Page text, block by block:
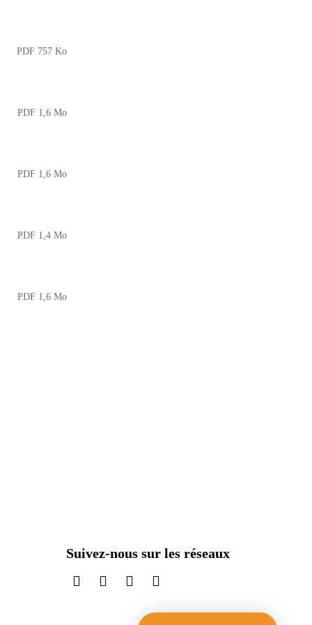
PDF 757 Ko
PDF 1,6 Mo
PDF 1,6 Mo
PDF 1,4 Mo
PDF 1,6 Mo
Suivez-nous sur les réseaux
sur LinkedInsur Instagram
sur TikTok
sur X